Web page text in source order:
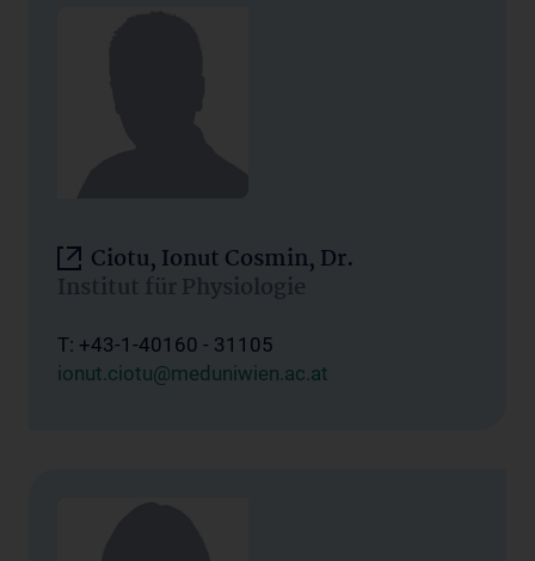
Ciotu, Ionut Cosmin, Dr.
Institut für Physiologie
T: +43-1-40160 - 31105
ionut.ciotu@meduniwien.ac.at